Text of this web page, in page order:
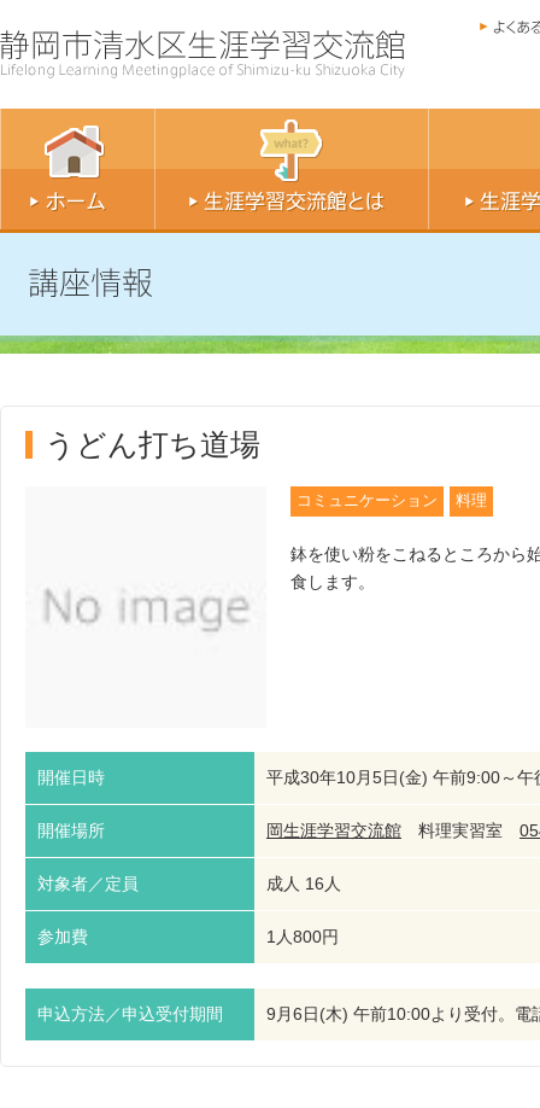
うどん打ち道場
コミュニケーション 料理
鉢を使い粉をこねるところから
食します。
開催日時 平成30年10月5日(金) 午前9:00～午
開催場所 岡生涯学習交流館 料理実習室
対象者／定員 成人 16人
参加費 1人800円
申込方法／申込受付期間 9月6日(木) 午前10:00より受付。電